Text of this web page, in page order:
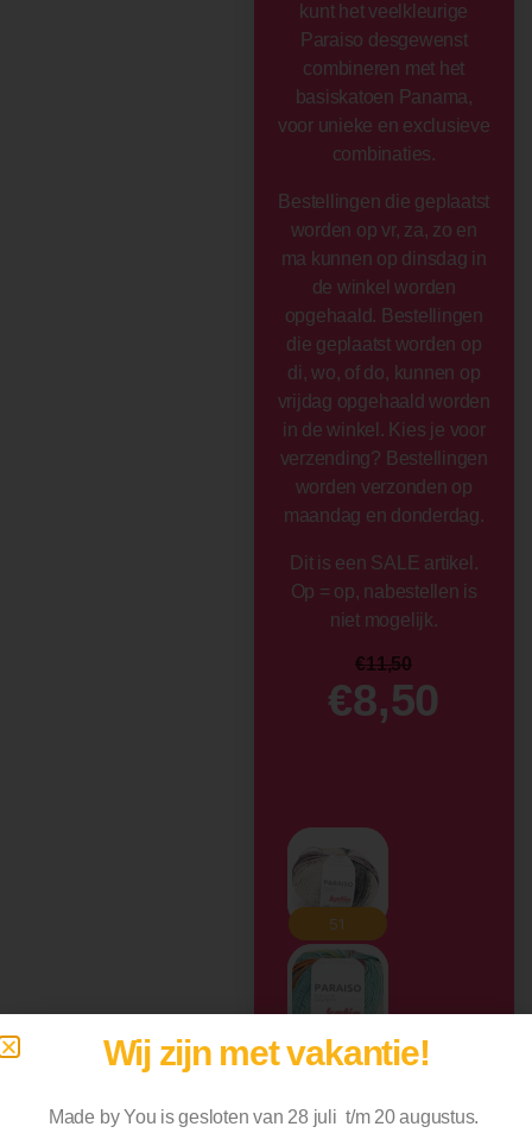
kunt het veelkleurige
Paraiso desgewenst
combineren met het
basiskatoen Panama,
voor unieke en exclusieve
combinaties.
Bestellingen die geplaatst
worden op vr, za, zo en
ma kunnen op dinsdag in
de winkel worden
opgehaald. Bestellingen
die geplaatst worden op
di, wo, of do, kunnen op
vrijdag opgehaald worden
in de winkel. Kies je voor
verzending? Bestellingen
worden verzonden op
maandag en donderdag.
Dit is een SALE artikel.
Op = op, nabestellen is
niet mogelijk.
€11,50
€8,50
Wij zijn met vakantie!
Made by You is gesloten van 28 juli t/m 20 augustus.